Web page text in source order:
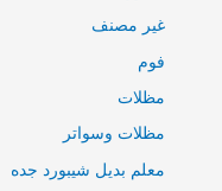
غير مصنف
فوم
مظلات
مظلات وسواتر
معلم بديل شيبورد جده